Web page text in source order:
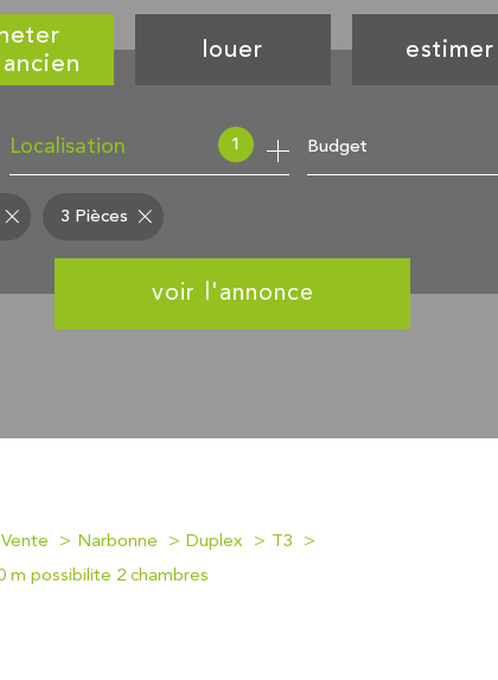
louer
à l'année
estimer
1
Localisation Budget
voir l'annonce
3 Pièces
Vente Narbonne Duplex
T3
m possibilite 2 chambres